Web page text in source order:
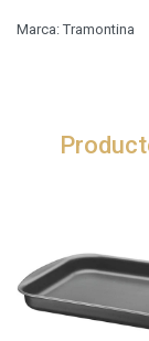
Marca: Tramontina